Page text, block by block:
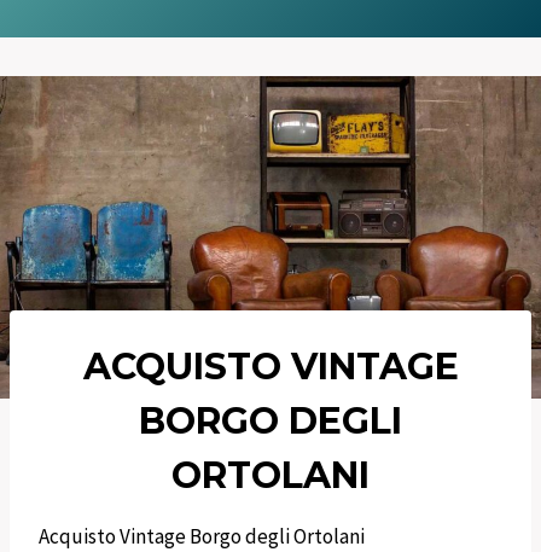
ACQUISTO VINTAGE
BORGO DEGLI
ORTOLANI
Acquisto Vintage Borgo degli Ortolani